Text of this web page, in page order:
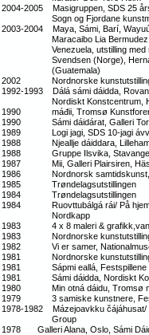
2004-2005 Masigruppen, SDS 25
Sogn og Fjordane
2003-2004 Maya, Sámi, Barí,
Maracaibo Lia Bermudez,
Venezuela, utstilling med
Svendsen (Norge), Hernán
(Guatemala)
2002 Nordnorske
1992-1993 Dálá sámi dáidda,
Nordiskt Konstcentrum,
1990 máđii, Tromsø
1990 Sámi dáidárat, Galleri
1989 Logi jagi, SDS 10-jagi
1988 Njeallje dáiddara,
1988 Gruppe Ilsvika, Stavanger
1987 Mii, Galleri Plairsiren,
1986 Nordnorsk samtidskunst,
1985 Trøndelagsutstillingen
1984 Trøndelagsutstillingen
1984 Ruovttubálgá rái/ På
Nordkapp
1983 4 x 8 maleri &
1983 Nordnorske
1982 Vi er samer,
1981 Nordnorske
1981 Sápmi eallá, Festspillene i
1981 Sámi dáidda, Nordiskt
1980 Min otná dáidu, Tromsø
1979 3 samiske kunstnere,
1978-1982 Mázejoavkku čájáhusat/
Group
1978
Galleri Alana, Oslo, Sámi